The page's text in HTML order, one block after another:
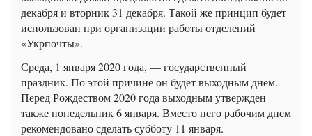
декабря и вторник 31 декабря. Такой же принцип будет
использован при организации работы отделений
«Укрпочты».
Среда, 1 января 2020 года, — государственный
праздник. По этой причине он будет выходным днем.
Перед Рождеством 2020 года выходным утвержден
также понедельник 6 января. Вместо него рабочим днем
рекомендовано сделать субботу 11 января.